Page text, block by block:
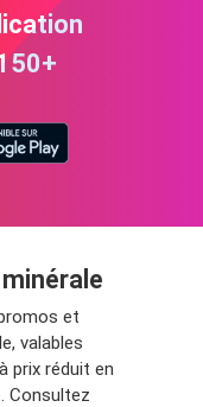
et
valables
prix réduit en
Consultez